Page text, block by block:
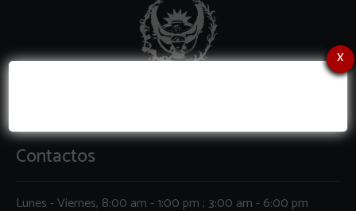
x
Contactos
Lunes - Viernes, 8:00 am - 1:00 pm ; 3:00 am - 6:00 pm